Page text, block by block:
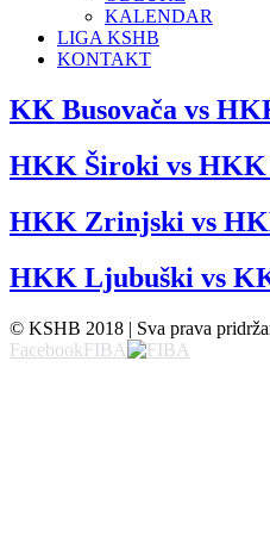
KALENDAR
LIGA KSHB
KONTAKT
KK Busovača vs
HKK Široki vs
HKK Zrinjski vs
HKK Ljubuški vs
© KSHB 2018 | Sva prava
FacebookFIBA